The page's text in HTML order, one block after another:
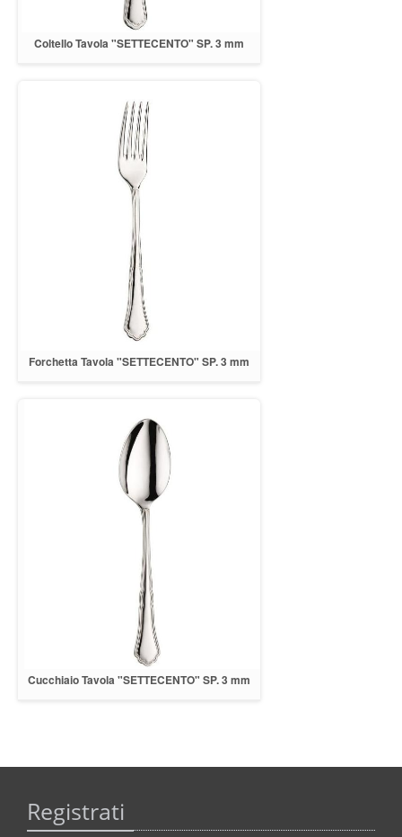
Coltello Tavola "SETTECENTO" SP. 3 mm
Forchetta Tavola "SETTECENTO" SP. 3 mm
Cucchiaio Tavola "SETTECENTO" SP. 3 mm
Registrati